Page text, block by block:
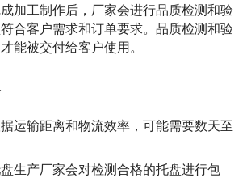
成加工制作后，厂家会进行品质检测和验
合客户需求和订单要求。品质检测和验
能被交付给客户使用。
据运输距离和物流效率，可能需要数天至
盘生产厂家会对检测合格的托盘进行包